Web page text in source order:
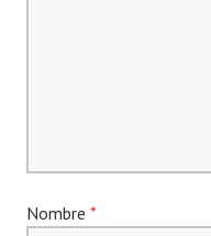
Nombre *